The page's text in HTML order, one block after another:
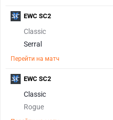
Classic
Serral
Перейти на матч
EWC SC2
Classic
Rogue
EWC SC2